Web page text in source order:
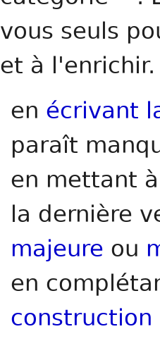
vous seuls
et à l'enrichir.
en écrivant
paraît
en mettant
la dernière
majeure ou
en
construction